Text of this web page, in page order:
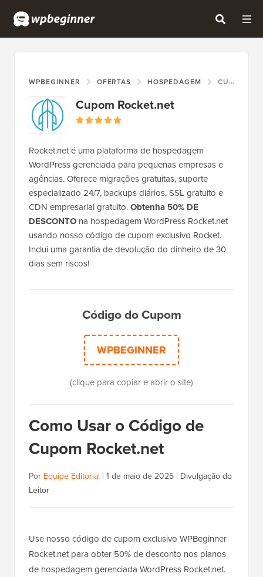
WPBEGINNER OFERTAS HOSPEDAGEM CUPOM ROCKET.NET
Cupom Rocket.net
Rocket.net é uma plataforma de hospedagem
WordPress gerenciada para pequenas empresas e
agências. Oferece migrações gratuitas, suporte
especializado 24/7, backups diários, SSL gratuito e
CDN empresarial gratuito.Obtenha 50% DE
DESCONTO na hospedagem WordPress Rocket.net
usando nosso código de cupom exclusivo Rocket.
Inclui uma garantia de devolução do dinheiro de 30
dias sem riscos!
Código do Cupom
WPBEGINNER
(clique para copiar e abrir o site)
Como Usar o Código de
Cupom Rocket.net
Por Equipe Editorial | 1 de maio de 2025 | Divulgação do
Leitor
Use nosso código de cupom exclusivo WPBeginner
Rocket.net para obter 50% de desconto nos planos
de hospedagem gerenciada WordPress Rocket.net.